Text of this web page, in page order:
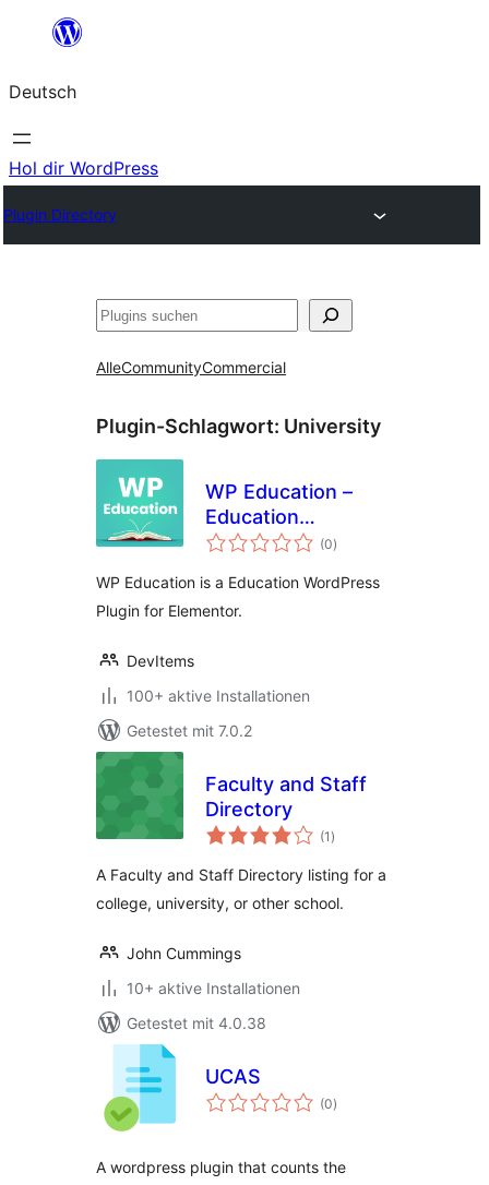
springen
Deutsch
Hol dir WordPress
Plugin Directory
Suchen
AlleCommunityCommercial
Plugin-Schlagwort: University
WP Education –
Education
WordPress Plugin
(0Bewertungen
insgesamt
)
WP Education is a Education WordPress
Plugin for Elementor.
DevItems
100+ aktive Installationen
Getestet mit 7.0.2
Faculty and Staff
Directory
(1 Bewertungen
insgesamt
)
A Faculty and Staff Directory listing for a
college, university, or other school.
John Cummings
10+ aktive Installationen
Getestet mit 4.0.38
UCAS
(0Bewertungen
insgesamt
)
A wordpress plugin that counts the